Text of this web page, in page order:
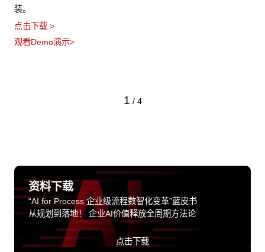
装。
点击下载 >
观看Demo演示>
1 / 4
资料下载
“AI for Process 企业级流程数智化变革”蓝皮书
从规划到落地！ 企业AI价值释放全周期方法论
点击下载